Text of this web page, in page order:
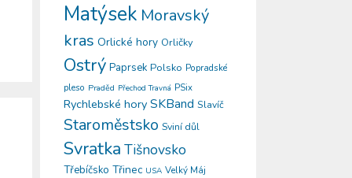
Matýsek Moravský
kras Orlické hory Orličky
Ostrý Paprsek Polsko Popradské
pleso Praděd Přechod Travná PSix
Rychlebské hory SKBand Slavíč
Staroměstsko Sviní důl
Svratka Tišnovsko
Třebíčsko Třinec USA Velký Máj